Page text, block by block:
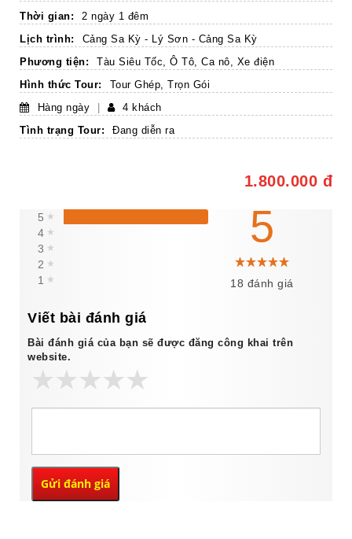
Thời gian:
2 ngày 1 đêm
Lịch trình:
Cảng Sa Kỳ - Lý Sơn - Cảng Sa Kỳ
Phương tiện:
Tàu Siêu Tốc, Ô Tô, Ca nô, Xe điện
Hình thức Tour:
Tour Ghép, Trọn Gói
Hàng ngày
4 khách
Tình trạng Tour:
Đang diễn ra
1.800.000 đ
5 ★
4 ★
3 ★
2 ★
1 ★
5
18 đánh giá
Viết bài đánh giá
Bài đánh giá của bạn sẽ được đăng công khai trên
website.